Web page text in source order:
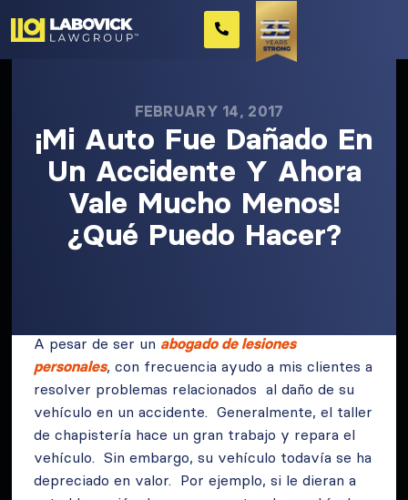
FEBRUARY 14, 2017
¡Mi Auto Fue Dañado En
Un Accidente Y Ahora
Vale Mucho Menos!
¿Qué Puedo Hacer?
A pesar de ser un abogado de lesiones
personales, con frecuencia ayudo a mis clientes a
resolver problemas relacionados al daño de su
vehículo en un accidente. Generalmente, el taller
de chapistería hace un gran trabajo y repara el
vehículo. Sin embargo, su vehículo todavía se ha
depreciado en valor. Por ejemplo, si le dieran a